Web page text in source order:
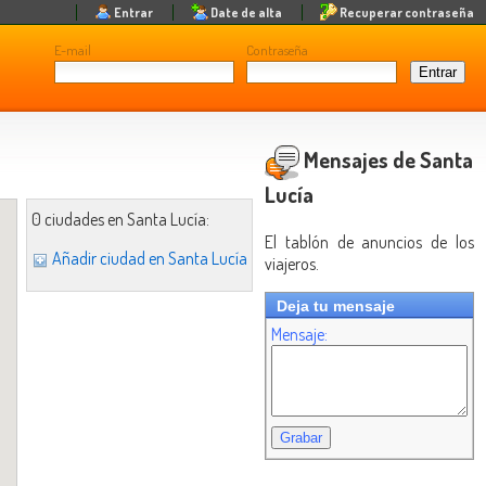
E-mail Contraseña
Entrar Date de alta Recuperar contraseña
0 ciudades en Santa Lucía:
Añadir ciudad en Santa Lucía
Mensajes de Santa
Lucía
El tablón de anuncios de los
viajeros.
Deja tu mensaje
Mensaje: